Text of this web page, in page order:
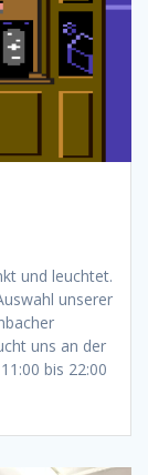
und leuchtet.
unserer
uns an der
bis 22:00